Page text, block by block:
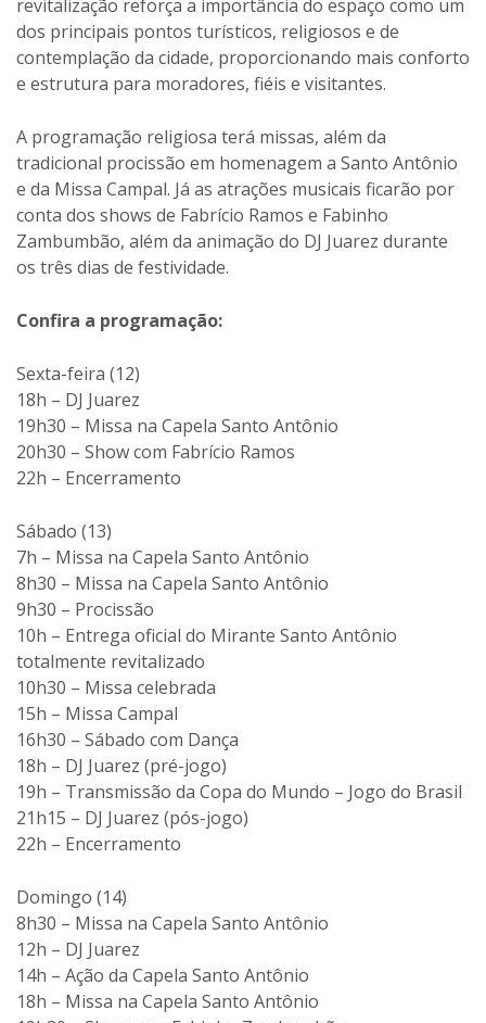
revitalização reforça a importância do espaço como um
dos principais pontos turísticos, religiosos e de
contemplação da cidade, proporcionando mais conforto
e estrutura para moradores, fiéis e visitantes.
A programação religiosa terá missas, além da
tradicional procissão em homenagem a Santo Antônio
e da Missa Campal. Já as atrações musicais ficarão por
conta dos shows de Fabrício Ramos e Fabinho
Zambumbão, além da animação do DJ Juarez durante
os três dias de festividade.
Confira a programação:
Sexta-feira (12)
18h – DJ Juarez
19h30 – Missa na Capela Santo Antônio
20h30 – Show com Fabrício Ramos
22h – Encerramento
Sábado (13)
7h – Missa na Capela Santo Antônio
8h30 – Missa na Capela Santo Antônio
9h30 – Procissão
10h – Entrega oficial do Mirante Santo Antônio
totalmente revitalizado
10h30 – Missa celebrada
15h – Missa Campal
16h30 – Sábado com Dança
18h – DJ Juarez (pré-jogo)
19h – Transmissão da Copa do Mundo – Jogo do Brasil
21h15 – DJ Juarez (pós-jogo)
22h – Encerramento
Domingo (14)
8h30 – Missa na Capela Santo Antônio
12h – DJ Juarez
14h – Ação da Capela Santo Antônio
18h – Missa na Capela Santo Antônio